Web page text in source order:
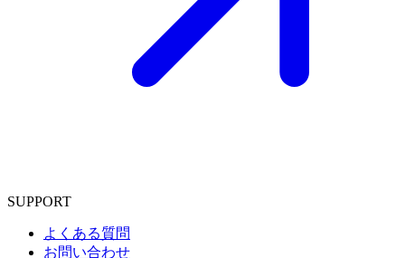
SUPPORT
よくある質問
お問い合わせ